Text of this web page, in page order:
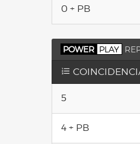
0 + PB
POWER PLAY
5
4 + PB